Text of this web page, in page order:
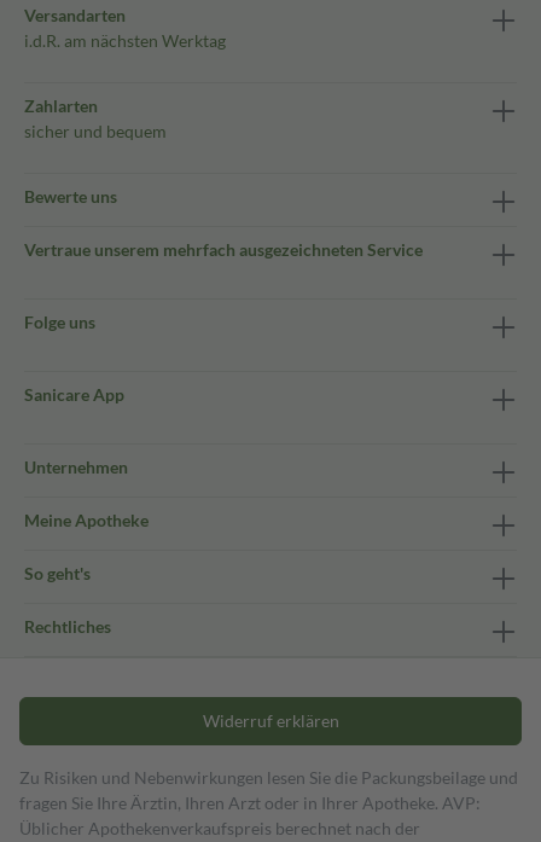
Versandarten
i.d.R. am nächsten Werktag
Zahlarten
sicher und bequem
Bewerte uns
Vertraue unserem mehrfach ausgezeichneten Service
Folge uns
Sanicare App
Unternehmen
Meine Apotheke
So geht's
Rechtliches
Widerruf erklären
Zu Risiken und Nebenwirkungen lesen Sie die Packungsbeilage und
fragen Sie Ihre Ärztin, Ihren Arzt oder in Ihrer Apotheke. AVP:
Üblicher Apothekenverkaufspreis berechnet nach der